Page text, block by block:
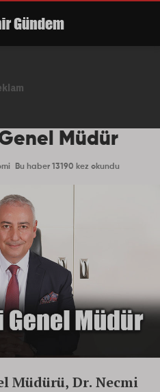
Müdür
Bu haber 13190 kez okundu
Müdürü, Dr. Necmi